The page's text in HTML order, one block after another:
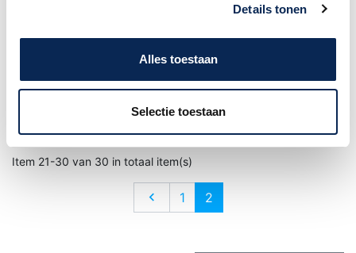
Details tonen
Alles toestaan
Selectie toestaan
Meinl FJS1S BK vinger
Tamboerijn
Stagg Mini Tamboerijn
zwart
Prijs
€ 6,90
Item 21-30 van 30 in totaal item(s)
Vorige
 1 2